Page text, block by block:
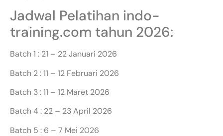
Jadwal Pelatihan indo-
training.com tahun 2026:
Batch 1 : 21 – 22 Januari 2026
Batch 2 : 11 – 12 Februari 2026
Batch 3 : 11 – 12 Maret 2026
Batch 4 : 22 – 23 April 2026
Batch 5 : 6 – 7 Mei 2026